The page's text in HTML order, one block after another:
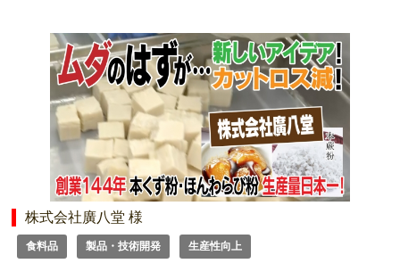
株式会社廣八堂 様
食料品 製品・技術開発 生産性向上